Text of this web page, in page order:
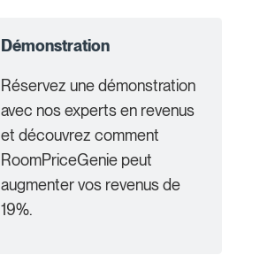
Démonstration
Réservez une démonstration
avec nos experts en revenus
et découvrez comment
RoomPriceGenie peut
augmenter vos revenus de
19%.